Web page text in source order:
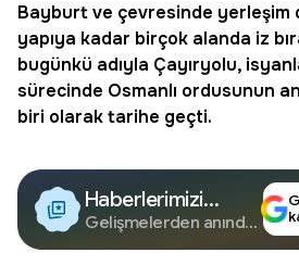
Bayburt ve çevresinde yerleşim
yapıya kadar birçok alanda iz
bugünkü adıyla Çayıryolu,
sürecinde Osmanlı ordusunun
biri olarak tarihe geçti.
Haberlerimizi
Google'da Takip
Edin
Gelişmelerden anında